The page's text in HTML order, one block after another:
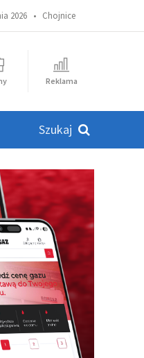
2026 • Chojnice
Reklama